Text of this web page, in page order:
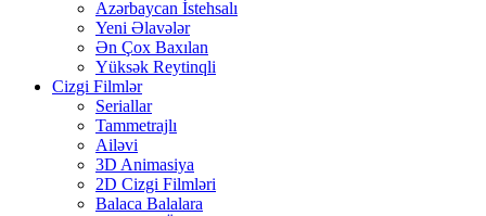
Azərbaycan İstehsalı
Yeni Əlavələr
Ən Çox Baxılan
Yüksək Reytinqli
Cizgi Filmlər
Seriallar
Tammetrajlı
Ailəvi
3D Animasiya
2D Cizgi Filmləri
Balaca Balalara